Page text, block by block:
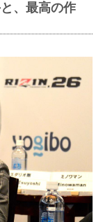
、最高の作